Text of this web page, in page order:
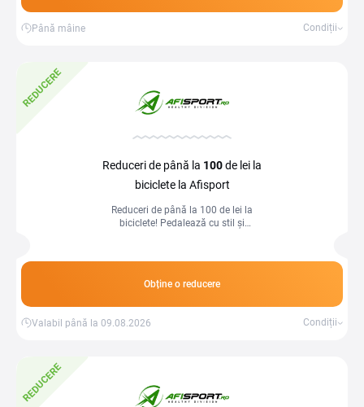
Până mâine Condiții
REDUCERE
Reduceri de până la 100de lei la
biciclete la Afisport
Reduceri de până la 100 de lei la
biciclete! Pedalează cu stil și
Obține o reducere
Valabil până la 09.08.2026 Condiții
REDUCERE